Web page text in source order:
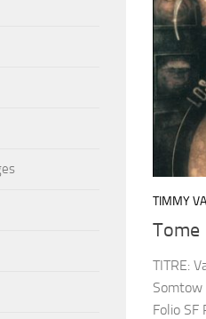
TIMMY
Tome
TITRE:
Somtow
Folio SF